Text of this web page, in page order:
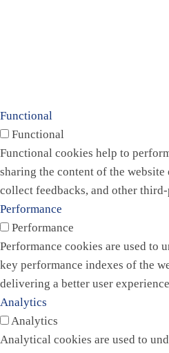
Functional
Functional
Functional cookies help to
sharing the content of the
collect feedbacks, and other
Performance
Performance
Performance cookies are used to
key performance indexes of the
delivering a better user
Analytics
Analytics
Analytical cookies are used to